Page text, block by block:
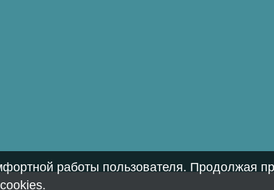
работы пользователя. Продолжая
.